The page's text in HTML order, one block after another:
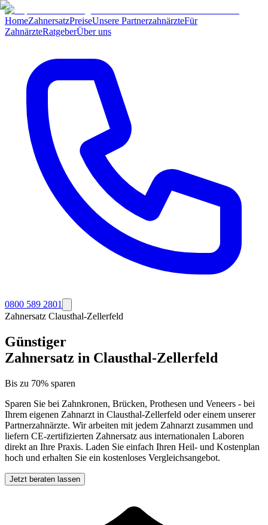
HomeZahnersatzPreiseUnsere PartnerzahnärzteFür
ZahnärzteRatgeberÜber uns
0800 589 2801
Zahnersatz Clausthal-Zellerfeld
Günstiger
Zahnersatz in Clausthal-Zellerfeld
Bis zu 70% sparen
Sparen Sie bei Zahnkronen, Brücken, Prothesen und Veneers - bei
Ihrem eigenen Zahnarzt in Clausthal-Zellerfeld oder einem unserer
Partnerzahnärzte. Wir arbeiten mit jedem Zahnarzt zusammen und
liefern CE-zertifizierten Zahnersatz aus internationalen Laboren
direkt an Ihre Praxis. Laden Sie einfach Ihren Heil- und Kostenplan
hoch und erhalten Sie ein kostenloses Vergleichsangebot.
Jetzt beraten lassen